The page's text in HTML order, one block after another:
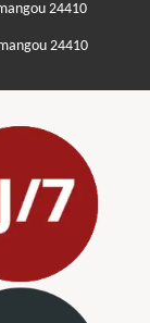
24410
24410